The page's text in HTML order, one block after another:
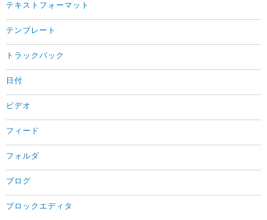
テキストフォーマット
テンプレート
トラックバック
日付
ビデオ
フィード
フォルダ
ブログ
ブロックエディタ